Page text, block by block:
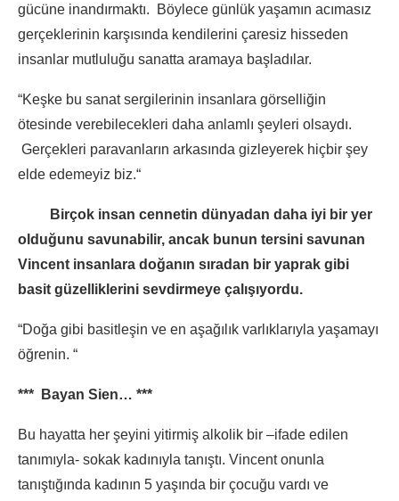
gücüne inandırmaktı. Böylece günlük yaşamın acımasız
gerçeklerinin karşısında kendilerini çaresiz hisseden
insanlar mutluluğu sanatta aramaya başladılar.
“Keşke bu sanat sergilerinin insanlara görselliğin
ötesinde verebilecekleri daha anlamlı şeyleri olsaydı.
Gerçekleri paravanların arkasında gizleyerek hiçbir şey
elde edemeyiz biz.“
Birçok insan cennetin dünyadan daha iyi bir yer
olduğunu savunabilir, ancak bunun tersini savunan
Vincent insanlara doğanın sıradan bir yaprak gibi
basit güzelliklerini sevdirmeye çalışıyordu.
“Doğa gibi basitleşin ve en aşağılık varlıklarıyla yaşamayı
öğrenin. “
*** Bayan Sien… ***
Bu hayatta her şeyini yitirmiş alkolik bir –ifade edilen
tanımıyla- sokak kadınıyla tanıştı. Vincent onunla
tanıştığında kadının 5 yaşında bir çocuğu vardı ve